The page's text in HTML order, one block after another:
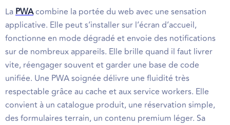
LaPWAcombine la portée du web avec une sensation
applicative. Elle peut s’installer sur l’écran d’accueil,
fonctionne en mode dégradé et envoie des notifications
sur de nombreux appareils. Elle brille quand il faut livrer
vite, réengager souvent et garder une base de code
unifiée. Une PWA soignée délivre une fluidité très
respectable grâce au cache et aux service workers. Elle
convient à un catalogue produit, une réservation simple,
des formulaires terrain, un contenu premium léger. Sa